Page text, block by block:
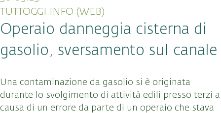
TUTTOGGI.INFO (WEB)
Operaio danneggia cisterna di
gasolio, sversamento sul canale
Una contaminazione da gasolio si è originata
durante lo svolgimento di attività edili presso terzi a
causa di un errore da parte di un operaio che stava